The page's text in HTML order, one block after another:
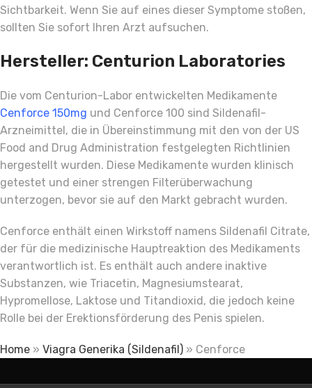
Sichtbarkeit. Wenn Sie auf eines dieser Symptome stoßen,
sollten Sie sofort Ihren Arzt aufsuchen.
Hersteller: Centurion Laboratories
Die vom Centurion-Labor entwickelten Medikamente
Cenforce 150mg und Cenforce 100 sind Sildenafil-
Arzneimittel, die in Übereinstimmung mit den von der US
Food and Drug Administration festgelegten Richtlinien
hergestellt wurden. Diese Medikamente wurden klinisch
getestet und einer strengen Filterüberwachung
unterzogen, bevor sie auf den Markt gebracht wurden.
Cenforce enthält einen Wirkstoff namens Sildenafil Citrate,
der für die medizinische Hauptreaktion des Medikaments
verantwortlich ist. Es enthält auch andere inaktive
Substanzen, wie Triacetin, Magnesiumstearat,
Hypromellose, Laktose und Titandioxid, die jedoch keine
Rolle bei der Erektionsförderung des Penis spielen.
Home » Viagra Generika (Sildenafil) » Cenforce